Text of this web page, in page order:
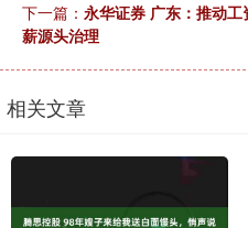
下一篇： 永华证券 广东：推动
薪源头治理
相关文章